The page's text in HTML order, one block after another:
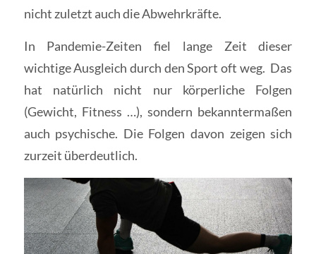
nicht zuletzt auch die Abwehrkräfte.
In Pandemie-Zeiten fiel lange Zeit dieser
wichtige Ausgleich durch den Sport oft weg. Das
hat natürlich nicht nur körperliche Folgen
(Gewicht, Fitness …), sondern bekanntermaßen
auch psychische. Die Folgen davon zeigen sich
zurzeit überdeutlich.